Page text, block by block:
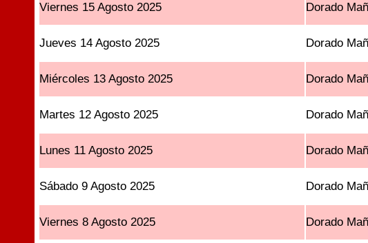
Viernes 15 Agosto 2025 Dorado
Jueves 14 Agosto 2025 Dorado
Miércoles 13 Agosto 2025 Dorado
Martes 12 Agosto 2025 Dorado
Lunes 11 Agosto 2025 Dorado
Sábado 9 Agosto 2025 Dorado
Viernes 8 Agosto 2025 Dorado